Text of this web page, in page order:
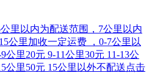
里以内为配送范围，7公里以内
公里加收一定运费 ，0-7公里以
公里20元 9-11公里30元 11-13公
公里50元 15公里以外不配送点击